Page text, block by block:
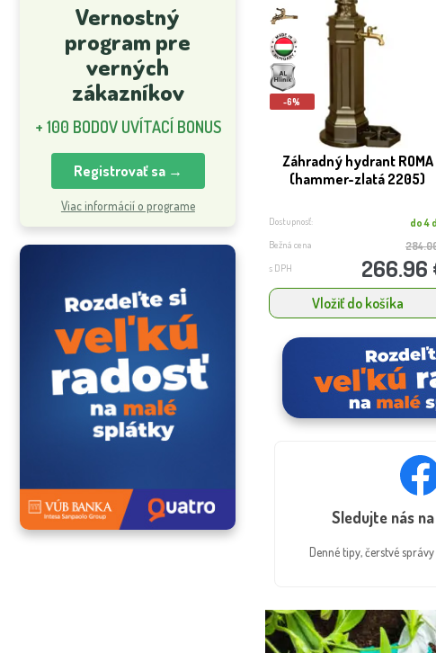
Vernostný
program pre
verných
zákazníkov
+ 100 BODOV UVÍTACÍ BONUS
Registrovať sa →
Viac informácií o programe
-6%
Záhradný hydrant ROMA
(hammer-zlatá 2205)
Dostupnosť: do 4
Bežná cena
s DPH 266.96
Vložiť do košíka
Sledujte nás
Denné tipy, čerstvé